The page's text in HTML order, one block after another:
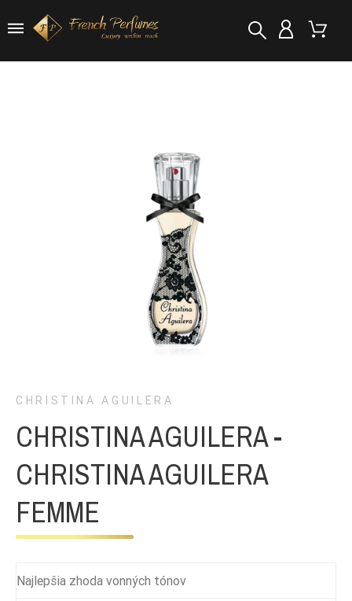
CHRISTINA AGUILERA
CHRISTINA AGUILERA -
CHRISTINA AGUILERA
FEMME
Najlepšia zhoda vonných tónov